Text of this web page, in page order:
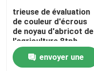
Accueil
A propos de nous
Contacts
trieuse de évaluation
de couleur d'écrous
de noyau d'abricot de
l'agriculture 8tph
envoyer une